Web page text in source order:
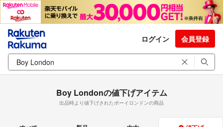
ログイン 会員登録
Boy Londonの値下げアイテム
出品時より値下げされたボーイロンドンの商品